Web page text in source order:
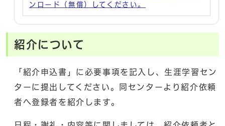
ンロード（無償）してください。
紹介について
「紹介申込書」に必要事項を記入し、生涯学習セン
ターに提出してください。同センターより紹介依頼
者へ登録者を紹介します。